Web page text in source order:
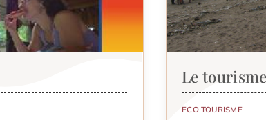
Le
ECO TOURISME